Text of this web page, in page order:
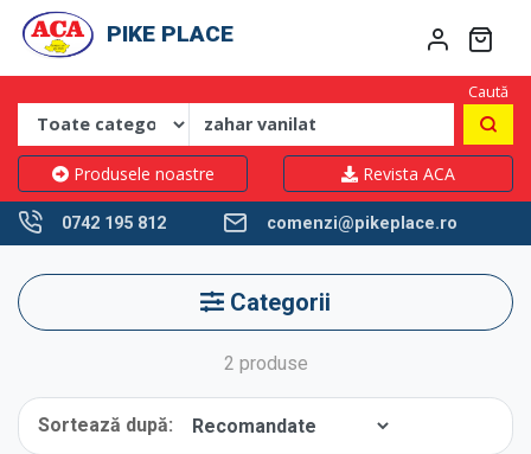
PIKE PLACE
Caută
Produsele noastre Revista ACA
0742 195 812 comenzi@pikeplace.ro
Categorii
2 produse
Sortează după: